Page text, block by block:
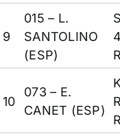
9
015 – L.
SANTOLINO
(ESP)
10
073 – E.
CANET (ESP)